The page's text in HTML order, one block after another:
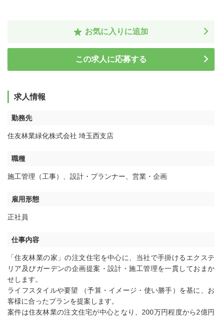
お気に入りに追加
この求人に応募する
求人情報
勤務先
住友林業緑化株式会社 埼玉西支店
職種
施工管理（工事） 、 設計・プランナー、 営業・企画
雇用形態
正社員
仕事内容
「住友林業の家」の注文住宅を中心に、当社で手掛けるエクステ
リア及びガーデンの企画提案・設計・施工管理を一貫しておまか
せします。
ライフスタイルや要望 （予算・イメージ・使い勝手）を基に、お
客様に合ったプランを提案します。
案件は住友林業の注文住宅が中心となり、200万円程度から2億円